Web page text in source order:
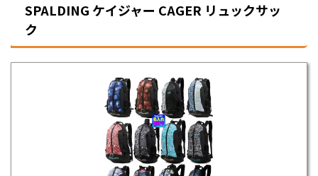
SPALDING ケイジャー CAGER リュックサッ
ク